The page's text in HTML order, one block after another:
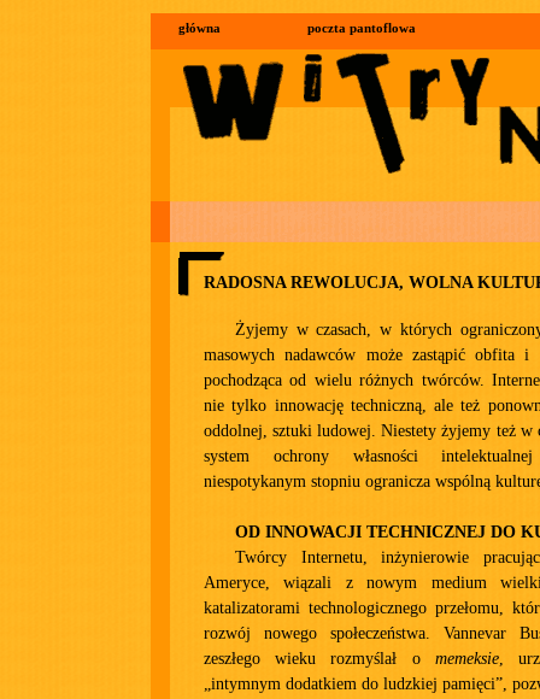
główna poczta pantoflowa
RADOSNA REWOLUCJA, WOLNA
Żyjemy w czasach, w których
masowych nadawców może zastąpić obfita i
pochodząca od wielu różnych twórców.
nie tylko innowację techniczną, ale też
oddolnej, sztuki ludowej. Niestety żyjemy też w
system ochrony własności
niespotykanym stopniu ogranicza wspólną
OD INNOWACJI TECHNICZNEJ DO
Twórcy Internetu, inżynierowie
Ameryce, wiązali z nowym medium
katalizatorami technologicznego przełomu,
rozwój nowego społeczeństwa. Vannevar
zeszłego wieku rozmyślał o memeksie,
„intymnym dodatkiem do ludzkiej pamięci”,